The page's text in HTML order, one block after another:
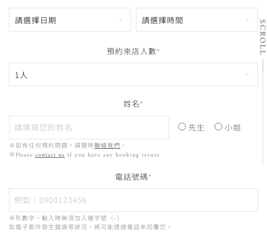
預約來店人數*
姓名*
先生 小姐
※如有任何預約問題，請隨時聯絡我們。
※Please contact us if you have any booking issues
電話號碼*
半形數字，輸入時無須加入連字號（-）
如電子郵件發生錯誤等狀況，將可能透過電話來回覆您。